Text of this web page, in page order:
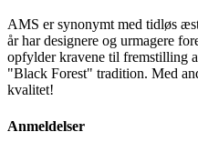
AMS er synonymt med tidløs
år har designere og urmagere
opfylder kravene til fremstilling
"Black Forest" tradition. Med
kvalitet!
Anmeldelser